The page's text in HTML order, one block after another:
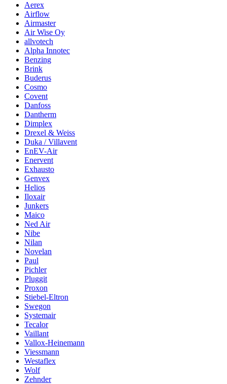
Aerex
Airflow
Airmaster
Air Wise Oy
allvotech
Alpha Innotec
Benzing
Brink
Buderus
Cosmo
Covent
Danfoss
Dantherm
Dimplex
Drexel & Weiss
Duka / Villavent
EnEV-Air
Enervent
Exhausto
Genvex
Helios
Iloxair
Junkers
Maico
Ned Air
Nibe
Nilan
Novelan
Paul
Pichler
Pluggit
Proxon
Stiebel-Eltron
Swegon
Systemair
Tecalor
Vaillant
Vallox-Heinemann
Viessmann
Westaflex
Wolf
Zehnder